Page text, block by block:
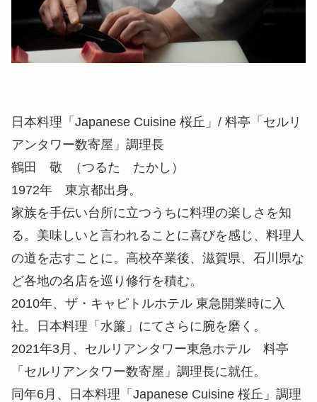
日本料理「Japanese Cuisine 桜丘」/ 料亭「セルリ
アンタワー数寄屋」調理長
鶴田 敬 （つるた たかし）
1972年 東京都出身。
家族を手伝い台所に立つうちに料理の楽しさを知
る。美味しいと言われることに喜びを感じ、料理人
の道を志すことに。高校卒業後、滋賀県、石川県な
ど各地の名店を巡り修行を積む。
2010年、ザ・キャピトルホテル 東急開業時に入
社。日本料理「水簾」にてさらに腕を磨く。
2021年3月、セルリアンタワー東急ホテル 料亭
「セルリアンタワー数寄屋」調理長に就任。
同年6月、日本料理「Japanese Cuisine 桜丘」調理